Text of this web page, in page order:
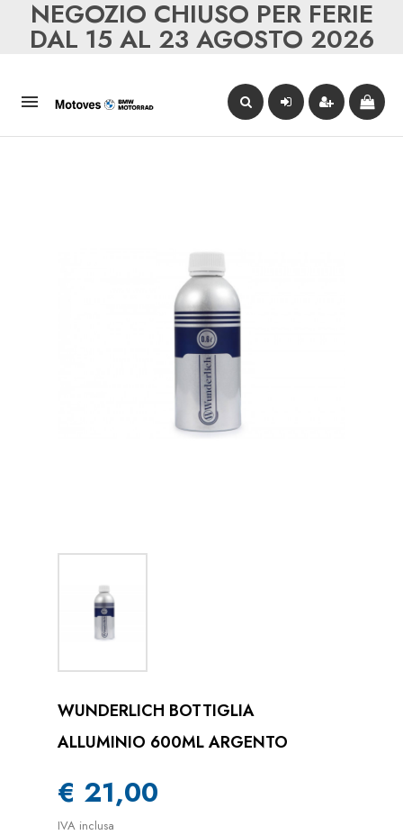
NEGOZIO CHIUSO PER FERIE
DAL 15 AL 23 AGOSTO 2026

WUNDERLICH BOTTIGLIA
ALLUMINIO 600ML ARGENTO
€ 21,00
IVA inclusa